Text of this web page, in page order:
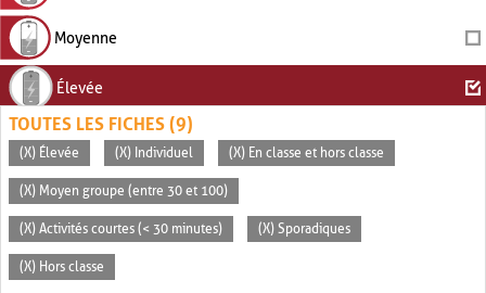
Moyenne
Élevée
TOUTES LES FICHES (9)
(X) Élevée (X) Individuel (X) En classe et hors classe
(X) Moyen groupe (entre 30 et 100)
(X) Activités courtes (< 30 minutes) (X) Sporadiques
(X) Hors classe